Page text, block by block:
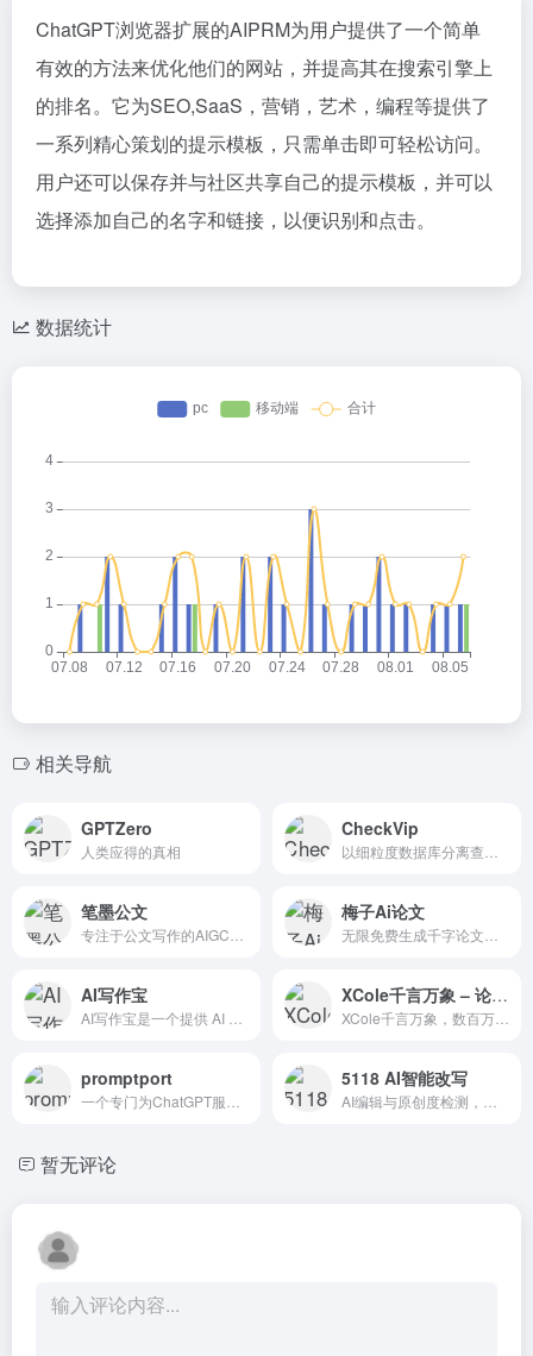
ChatGPT浏览器扩展的AIPRM为用户提供了一个简单
有效的方法来优化他们的网站，并提高其在搜索引擎上
的排名。它为SEO,SaaS，营销，艺术，编程等提供了
一系列精心策划的提示模板，只需单击即可轻松访问。
用户还可以保存并与社区共享自己的提示模板，并可以
选择添加自己的名字和链接，以便识别和点击。
数据统计
相关导航
GPTZero
人类应得的真相
CheckVip
笔墨公文 梅子Ai论文
AI写作宝 XCole千言万象 – 论文写作指导
promptport 5118 AI智能改写
暂无评论